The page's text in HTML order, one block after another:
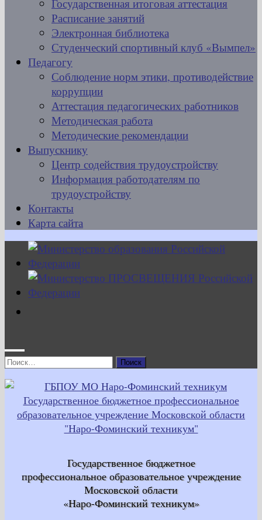
Государственная итоговая аттестация
Расписание занятий
Электронная библиотека
Студенческий спортивный клуб «Вымпел»
Педагогу
Соблюдение норм этики, противодействие
коррупции
Аттестация педагогических работников
Методическая работа
Методические рекомендации
Выпускнику
Центр содействия трудоустройству
Информация работодателям по
трудоустройству
Контакты
Карта сайта
Найти:
Государственное бюджетное
профессиональное образовательное учреждение
Московской области
«Наро-Фоминский техникум»